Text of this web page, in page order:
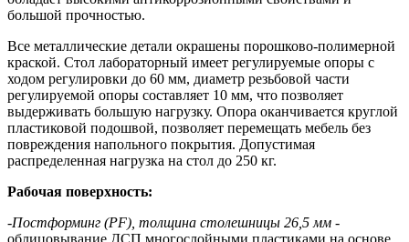
большой прочностью.
Все металлические детали окрашены порошково-полимерной
краской. Стол лабораторный имеет регулируемые опоры с
ходом регулировки до 60 мм, диаметр резьбовой части
регулируемой опоры составляет 10 мм, что позволяет
выдерживать большую нагрузку. Опора оканчивается круглой
пластиковой подошвой, позволяет перемещать мебель без
повреждения напольного покрытия. Допустимая
распределенная нагрузка на стол до 250 кг.
Рабочая поверхность:
-Постформинг (PF), толщина столешницы 26,5 мм -